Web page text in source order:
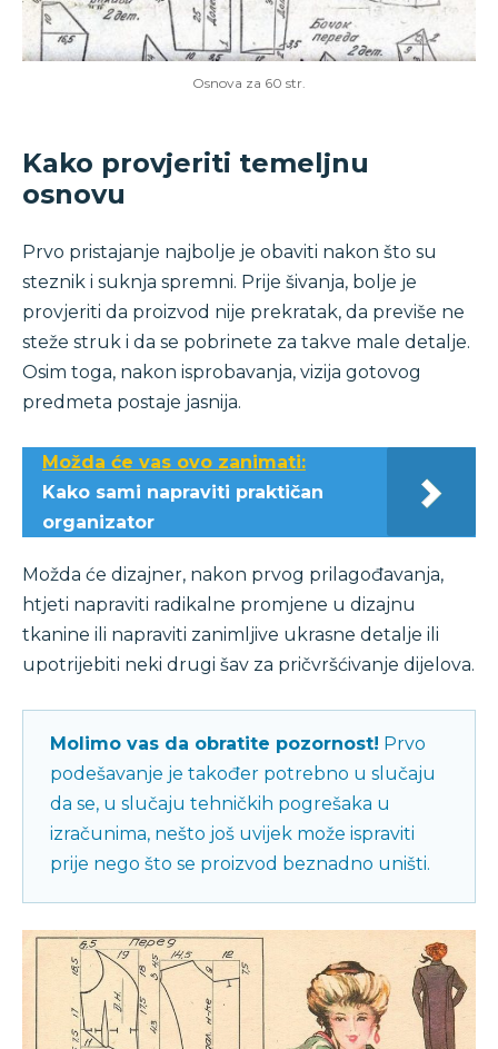
Osnova za 60 str.
Kako provjeriti temeljnu
osnovu
Prvo pristajanje najbolje je obaviti nakon što su
steznik i suknja spremni. Prije šivanja, bolje je
provjeriti da proizvod nije prekratak, da previše ne
steže struk i da se pobrinete za takve male detalje.
Osim toga, nakon isprobavanja, vizija gotovog
predmeta postaje jasnija.
Možda će vas ovo zanimati:
Kako sami napraviti praktičan
organizator
Možda će dizajner, nakon prvog prilagođavanja,
htjeti napraviti radikalne promjene u dizajnu
tkanine ili napraviti zanimljive ukrasne detalje ili
upotrijebiti neki drugi šav za pričvršćivanje dijelova.
Molimo vas da obratite pozornost! Prvo
podešavanje je također potrebno u slučaju
da se, u slučaju tehničkih pogrešaka u
izračunima, nešto još uvijek može ispraviti
prije nego što se proizvod beznadno uništi.